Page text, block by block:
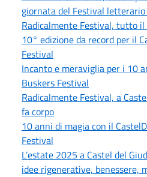
giornata del Festival letterario
Radicalmente Festival, tutto
10° edizione da record per il
Festival
Incanto e meraviglia per i 10
Buskers Festival
Radicalmente Festival, a
fa corpo
10 anni di magia con il
Festival
L’estate 2025 a Castel del
idee rigenerative, benessere,